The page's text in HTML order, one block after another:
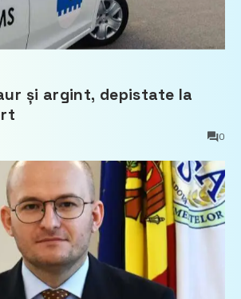
și argint, depistate la
0